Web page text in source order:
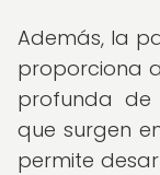
Además, la
proporciona
profunda de
que surgen
permite